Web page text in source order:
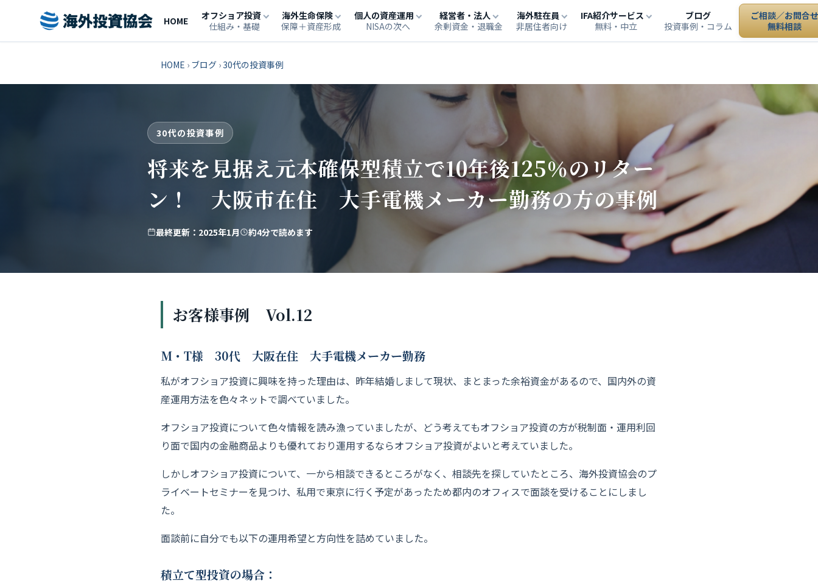
HOME
オフショア投資
仕組み・基礎
海外生命保険
保障＋資産形成
個人の資産運用
NISAの次へ
経営者・法人
余剰資金・退職金
海外駐在員
非居住者向け
IFA紹介サービス
無料・中立
ブログ
投資事例・コラム
ご相談／お問合
無料相談
HOME › ブログ › 30代の投資事例
30代の投資事例
将来を見据え元本確保型積立で10年後125％のリター
ン！ 大阪市在住 大手電機メーカー勤務の方の事例
最終更新：2025年1月 約4分で読めます
お客様事例 Vol.12
M・T様 30代 大阪在住 大手電機メーカー勤務
私がオフショア投資に興味を持った理由は、昨年結婚しまして現状、まとまった余裕資金があるので、国内外の資
産運用方法を色々ネットで調べていました。
オフショア投資について色々情報を読み漁っていましたが、どう考えてもオフショア投資の方が税制面・運用利回
り面で国内の金融商品よりも優れており運用するならオフショア投資がよいと考えていました。
しかしオフショア投資について、一から相談できるところがなく、相談先を探していたところ、海外投資協会のプ
ライベートセミナーを見つけ、私用で東京に行く予定があったため都内のオフィスで面談を受けることにしまし
た。
面談前に自分でも以下の運用希望と方向性を詰めていました。
積立て型投資の場合：